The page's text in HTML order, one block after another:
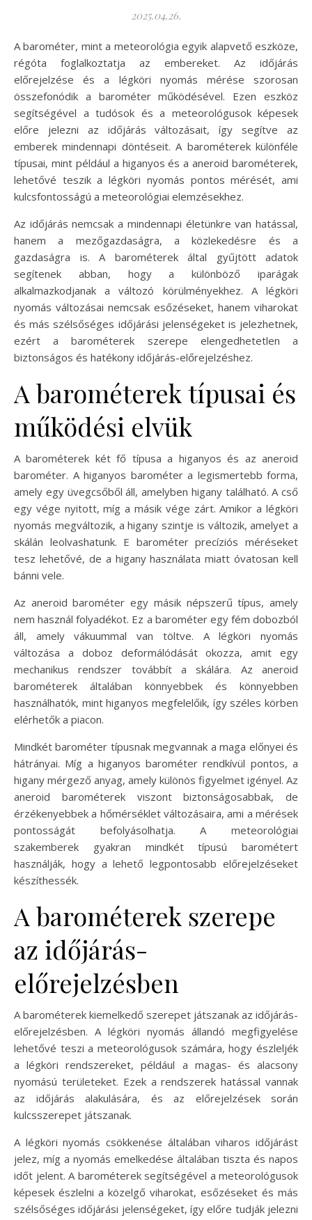
2025.04.26.
A barométer, mint a meteorológia egyik alapvető eszköze,
régóta foglalkoztatja az embereket. Az időjárás
előrejelzése és a légköri nyomás mérése szorosan
összefonódik a barométer működésével. Ezen eszköz
segítségével a tudósok és a meteorológusok képesek
előre jelezni az időjárás változásait, így segítve az
emberek mindennapi döntéseit. A barométerek különféle
típusai, mint például a higanyos és a aneroid barométerek,
lehetővé teszik a légköri nyomás pontos mérését, ami
kulcsfontosságú a meteorológiai elemzésekhez.
Az időjárás nemcsak a mindennapi életünkre van hatással,
hanem a mezőgazdaságra, a közlekedésre és a
gazdaságra is. A barométerek által gyűjtött adatok
segítenek abban, hogy a különböző iparágak
alkalmazkodjanak a változó körülményekhez. A légköri
nyomás változásai nemcsak esőzéseket, hanem viharokat
és más szélsőséges időjárási jelenségeket is jelezhetnek,
ezért a barométerek szerepe elengedhetetlen a
biztonságos és hatékony időjárás-előrejelzéshez.
A barométerek típusai és
működési elvük
A barométerek két fő típusa a higanyos és az aneroid
barométer. A higanyos barométer a legismertebb forma,
amely egy üvegcsőből áll, amelyben higany található. A cső
egy vége nyitott, míg a másik vége zárt. Amikor a légköri
nyomás megváltozik, a higany szintje is változik, amelyet a
skálán leolvashatunk. E barométer precíziós méréseket
tesz lehetővé, de a higany használata miatt óvatosan kell
bánni vele.
Az aneroid barométer egy másik népszerű típus, amely
nem használ folyadékot. Ez a barométer egy fém dobozból
áll, amely vákuummal van töltve. A légköri nyomás
változása a doboz deformálódását okozza, amit egy
mechanikus rendszer továbbít a skálára. Az aneroid
barométerek általában könnyebbek és könnyebben
használhatók, mint higanyos megfelelőik, így széles körben
elérhetők a piacon.
Mindkét barométer típusnak megvannak a maga előnyei és
hátrányai. Míg a higanyos barométer rendkívül pontos, a
higany mérgező anyag, amely különös figyelmet igényel. Az
aneroid barométerek viszont biztonságosabbak, de
érzékenyebbek a hőmérséklet változásaira, ami a mérések
pontosságát befolyásolhatja. A meteorológiai
szakemberek gyakran mindkét típusú barométert
használják, hogy a lehető legpontosabb előrejelzéseket
készíthessék.
A barométerek szerepe
az időjárás-
előrejelzésben
A barométerek kiemelkedő szerepet játszanak az időjárás-
előrejelzésben. A légköri nyomás állandó megfigyelése
lehetővé teszi a meteorológusok számára, hogy észleljék
a légköri rendszereket, például a magas- és alacsony
nyomású területeket. Ezek a rendszerek hatással vannak
az időjárás alakulására, és az előrejelzések során
kulcsszerepet játszanak.
A légköri nyomás csökkenése általában viharos időjárást
jelez, míg a nyomás emelkedése általában tiszta és napos
időt jelent. A barométerek segítségével a meteorológusok
képesek észlelni a közelgő viharokat, esőzéseket és más
szélsőséges időjárási jelenségeket, így előre tudják jelezni